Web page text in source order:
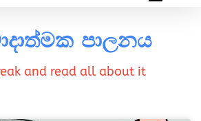
පාලනය
and read all about it